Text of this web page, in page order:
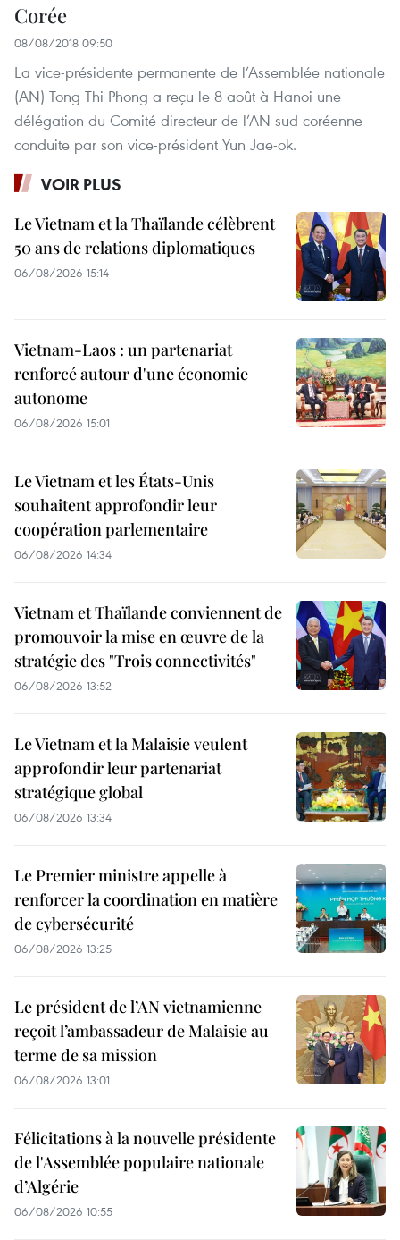
Corée
08/08/2018 09:50
La vice-présidente permanente de l’Assemblée nationale
(AN) Tong Thi Phong a reçu le 8 août à Hanoi une
délégation du Comité directeur de l’AN sud-coréenne
conduite par son vice-président Yun Jae-ok.
VOIR PLUS
Le Vietnam et la Thaïlande célèbrent
50 ans de relations diplomatiques
06/08/2026 15:14
Vietnam-Laos : un partenariat
renforcé autour d'une économie
autonome
06/08/2026 15:01
Le Vietnam et les États-Unis
souhaitent approfondir leur
coopération parlementaire
06/08/2026 14:34
Vietnam et Thaïlande conviennent de
promouvoir la mise en œuvre de la
stratégie des "Trois connectivités"
06/08/2026 13:52
Le Vietnam et la Malaisie veulent
approfondir leur partenariat
stratégique global
06/08/2026 13:34
Le Premier ministre appelle à
renforcer la coordination en matière
de cybersécurité
06/08/2026 13:25
Le président de l’AN vietnamienne
reçoit l’ambassadeur de Malaisie au
terme de sa mission
06/08/2026 13:01
Félicitations à la nouvelle présidente
de l'Assemblée populaire nationale
d’Algérie
06/08/2026 10:55